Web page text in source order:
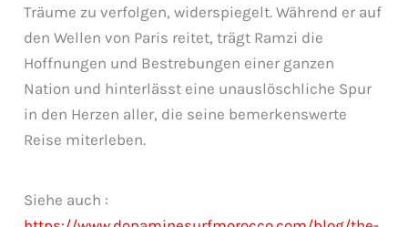
Träume zu verfolgen, widerspiegelt. Während er auf
den Wellen von Paris reitet, trägt Ramzi die
Hoffnungen und Bestrebungen einer ganzen
Nation und hinterlässt eine unauslöschliche Spur
in den Herzen aller, die seine bemerkenswerte
Reise miterleben.
Siehe auch :